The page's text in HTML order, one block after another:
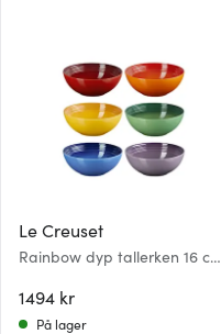
Le Creuset
Rainbow dyp tallerken 16 cm
1494 kr
På lager